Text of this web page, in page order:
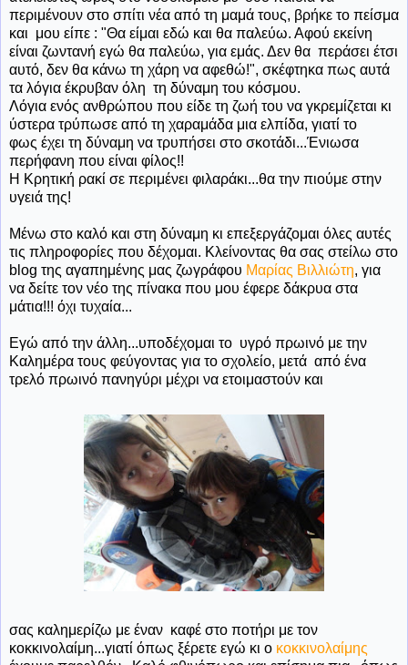
περιμένουν στο σπίτι νέα από τη μαμά τους, βρήκε το πείσμα
και μου είπε : "Θα είμαι εδώ και θα παλεύω. Αφού εκείνη
είναι ζωντανή εγώ θα παλεύω, για εμάς. Δεν θα περάσει έτσι
αυτό, δεν θα κάνω τη χάρη να αφεθώ!", σκέφτηκα πως αυτά
τα λόγια έκρυβαν όλη τη δύναμη του κόσμου.
Λόγια ενός ανθρώπου που είδε τη ζωή του να γκρεμίζεται κι
ύστερα τρύπωσε από τη χαραμάδα μια ελπίδα, γιατί το
φως έχει τη δύναμη να τρυπήσει στο σκοτάδι...Ένιωσα
περήφανη που είναι φίλος!!
Η Κρητική ρακί σε περιμένει φιλαράκι...θα την πιούμε στην
υγειά της!
Μένω στο καλό και στη δύναμη κι επεξεργάζομαι όλες αυτές
τις πληροφορίες που δέχομαι. Κλείνοντας θα σας στείλω στο
blog της αγαπημένης μας ζωγράφου Μαρίας Βιλλιώτη, για
να δείτε τον νέο της πίνακα που μου έφερε δάκρυα στα
μάτια!!! όχι τυχαία...
Εγώ από την άλλη...υποδέχομαι το υγρό πρωινό με την
Καλημέρα τους φεύγοντας για το σχολείο, μετά από ένα
τρελό πρωινό πανηγύρι μέχρι να ετοιμαστούν και
σας καλημερίζω με έναν καφέ στο ποτήρι με τον
κοκκινολαίμη...γιατί όπως ξέρετε εγώ κι ο κοκκινολαίμης